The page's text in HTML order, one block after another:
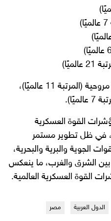
كما بلغ إجمالي المروحيات 348 مروحية (المرتبة 11 عالميًا)،
القوة العسكرية
في ظل تطوير مستمر
الجوية والبرية والبحرية،
الشرق والغرب، ما ينعكس
القوة العسكرية العالمية.
الدول العربية مصر